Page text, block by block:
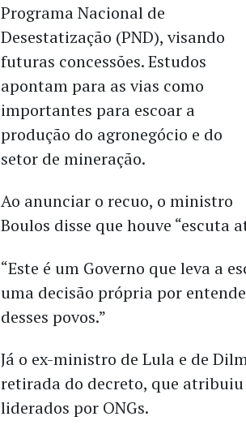
Programa Nacional de
Desestatização (PND), visando
futuras concessões. Estudos
apontam para as vias como
importantes para escoar a
produção do agronegócio e do
setor de mineração.
Ao anunciar o recuo, o ministro
Boulos disse que houve “escuta
“Este é um Governo que leva a
uma decisão própria por
desses povos.”
Já o ex-ministro de Lula e de
retirada do decreto, que atribuiu
liderados por ONGs.